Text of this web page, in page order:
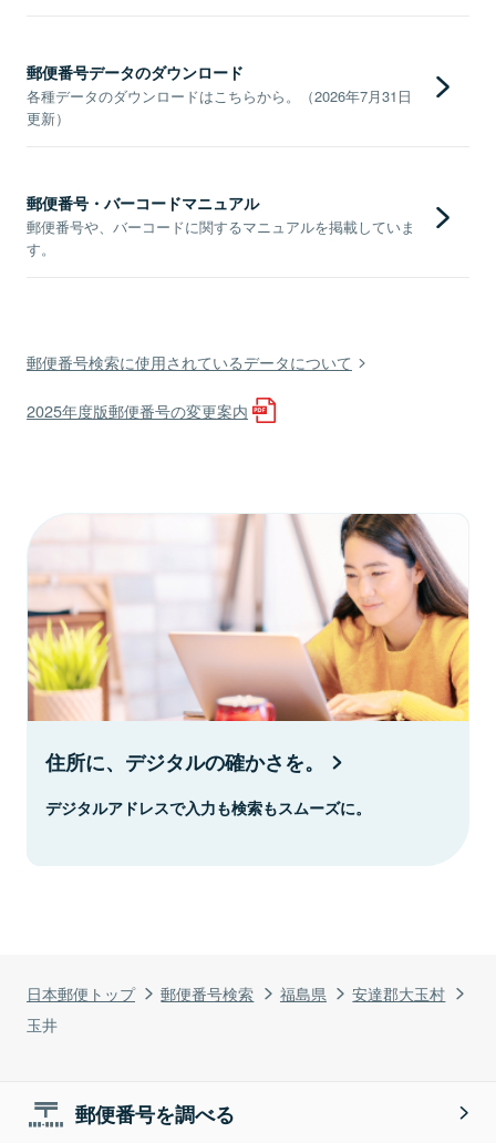
日本郵便トップ 郵便番号検索 福島県
安達郡大玉村
玉井
郵便番号データのダウンロード
各種データのダウンロードはこちらから。（2026年7月31日
更新）
郵便番号・バーコードマニュアル
郵便番号や、バーコードに関するマニュアルを掲載していま
す。
郵便番号検索に使用されているデータについて
2025年度版郵便番号の変更案内
住所に、デジタルの確かさを。
デジタルアドレスで入力も検索もスムーズに。
郵便番号を調べる